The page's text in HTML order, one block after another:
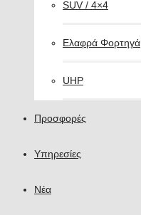
SUV / 4×4
Ελαφρά Φορτηγά
UHP
Προσφορές
Υπηρεσίες
Νέα